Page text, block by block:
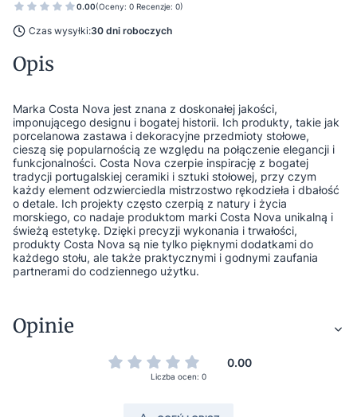
0.00(Oceny: 0 Recenzje: 0)
Czas wysyłki:30 dni roboczych
Opis
Marka Costa Nova jest znana z doskonałej jakości,
imponującego designu i bogatej historii. Ich produkty, takie jak
porcelanowa zastawa i dekoracyjne przedmioty stołowe,
cieszą się popularnością ze względu na połączenie elegancji i
funkcjonalności. Costa Nova czerpie inspirację z bogatej
tradycji portugalskiej ceramiki i sztuki stołowej, przy czym
każdy element odzwierciedla mistrzostwo rękodzieła i dbałość
o detale. Ich projekty często czerpią z natury i życia
morskiego, co nadaje produktom marki Costa Nova unikalną i
świeżą estetykę. Dzięki precyzji wykonania i trwałości,
produkty Costa Nova są nie tylko pięknymi dodatkami do
każdego stołu, ale także praktycznymi i godnymi zaufania
partnerami do codziennego użytku.
Opinie
0.00
Liczba ocen: 0